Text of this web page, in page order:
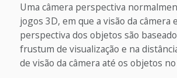
Uma câmera perspectiva
jogos 3D, em que a visão da câmera
perspectiva dos objetos são
frustum de visualização e na
de visão da câmera até os objetos